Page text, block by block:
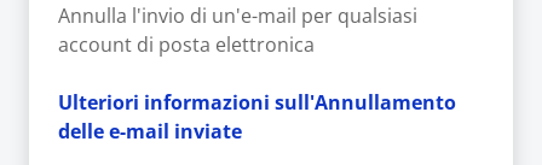
Annulla l'invio di un'e-mail per qualsiasi
account di posta elettronica
Ulteriori informazioni sull'Annullamento
delle e-mail inviate